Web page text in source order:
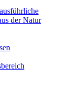
der Natur